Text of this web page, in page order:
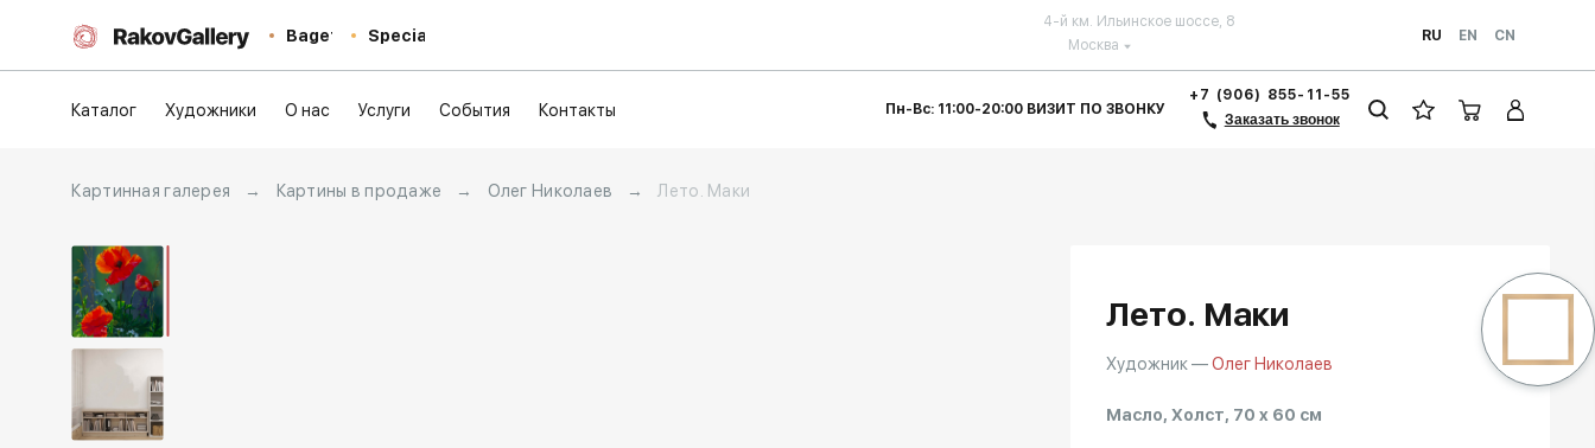
Baget Special Москва
4-й км. Ильинское шоссе, 8
RU
EN CN
Каталог Художники О нас Услуги События Контакты Пн-Вс: 11:00-20:00 ВИЗИТ ПО ЗВОНКУ
+7 (906) 855-11-55
Заказать звонок
Картинная галерея → Картины в продаже → Олег Николаев → Лето. Маки
Лето. Маки
Художник —Олег Николаев
Масло, Холст, 70 x 60 см